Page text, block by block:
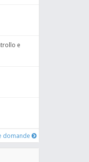
e
domande